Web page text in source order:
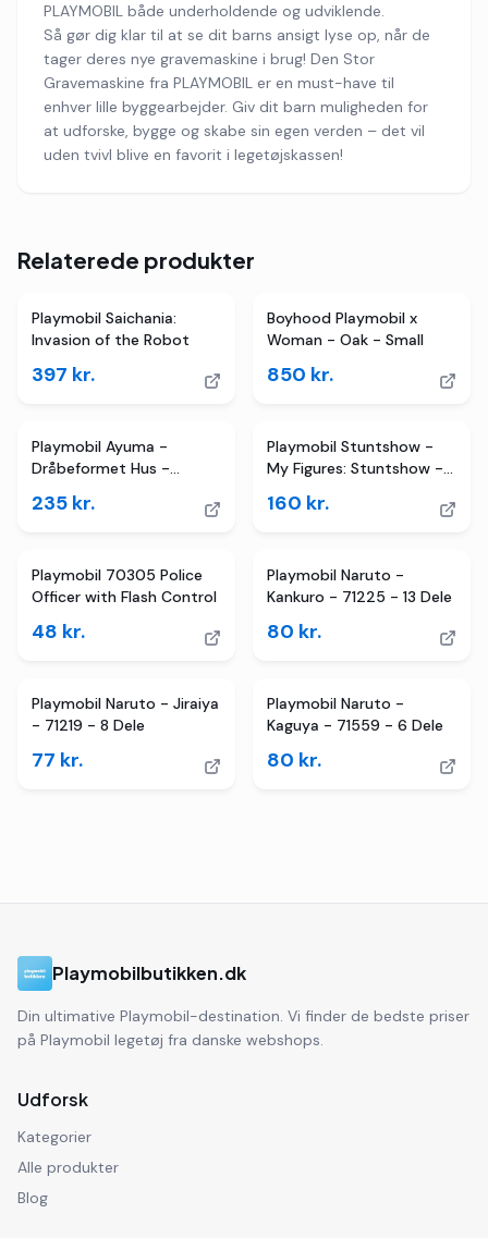
PLAYMOBIL både underholdende og udviklende.
Så gør dig klar til at se dit barns ansigt lyse op, når de
tager deres nye gravemaskine i brug! Den Stor
Gravemaskine fra PLAYMOBIL er en must-have til
enhver lille byggearbejder. Giv dit barn muligheden for
at udforske, bygge og skabe sin egen verden – det vil
uden tvivl blive en favorit i legetøjskassen!
Relaterede produkter
Playmobil Saichania:
Invasion of the Robot
397 kr.
Boyhood Playmobil x
Woman - Oak - Small
850 kr.
Playmobil Ayuma -
Dråbeformet Hus -
235 kr.
Playmobil Stuntshow -
My Figures: Stuntshow -
160 kr.
Playmobil 70305 Police
Officer with Flash Control
48 kr.
Playmobil Naruto -
Kankuro - 71225 - 13 Dele
80 kr.
Playmobil Naruto - Jiraiya
- 71219 - 8 Dele
77 kr.
Playmobil Naruto -
Kaguya - 71559 - 6 Dele
80 kr.
Playmobilbutikken.dk
Din ultimative Playmobil-destination. Vi finder de bedste priser
på Playmobil legetøj fra danske webshops.
Udforsk
Kategorier
Alle produkter
Blog